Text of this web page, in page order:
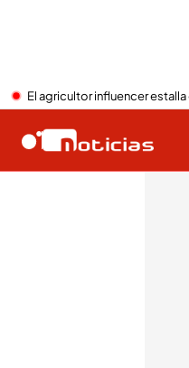
El agricultor influencer